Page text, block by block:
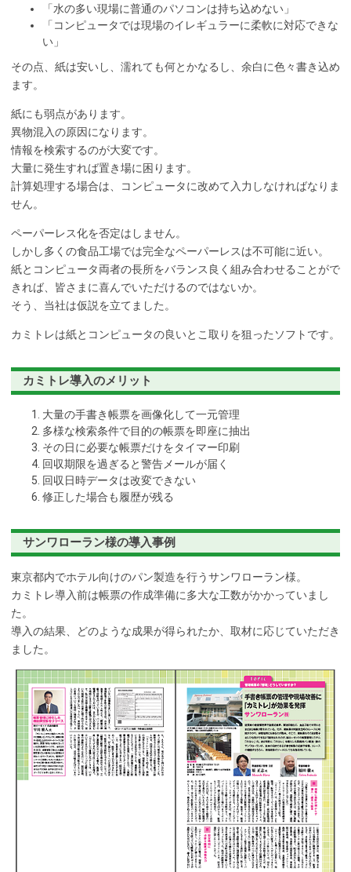
「水の多い現場に普通のパソコンは持ち込めない」
「コンピュータでは現場のイレギュラーに柔軟に対応できな
い」
その点、紙は安いし、濡れても何とかなるし、余白に色々書き込め
ます。
紙にも弱点があります。
異物混入の原因になります。
情報を検索するのが大変です。
大量に発生すれば置き場に困ります。
計算処理する場合は、コンピュータに改めて入力しなければなりま
せん。
ペーパーレス化を否定はしません。
しかし多くの食品工場では完全なペーパーレスは不可能に近い。
紙とコンピュータ両者の長所をバランス良く組み合わせることがで
きれば、皆さまに喜んでいただけるのではないか。
そう、当社は仮説を立てました。
カミトレは紙とコンピュータの良いとこ取りを狙ったソフトです。
カミトレ導入のメリット
大量の手書き帳票を画像化して一元管理
多様な検索条件で目的の帳票を即座に抽出
その日に必要な帳票だけをタイマー印刷
回収期限を過ぎると警告メールが届く
回収日時データは改変できない
修正した場合も履歴が残る
サンワローラン様の導入事例
東京都内でホテル向けのパン製造を行うサンワローラン様。
カミトレ導入前は帳票の作成準備に多大な工数がかかっていまし
た。
導入の結果、どのような成果が得られたか、取材に応じていただき
ました。